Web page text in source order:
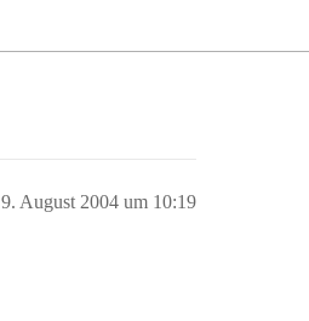
9. August 2004 um 10:19